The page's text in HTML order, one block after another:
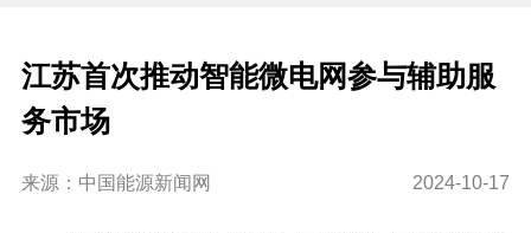
江苏首次推动智能微电网参与辅助服
务市场
来源：中国能源新闻网 2024-10-17